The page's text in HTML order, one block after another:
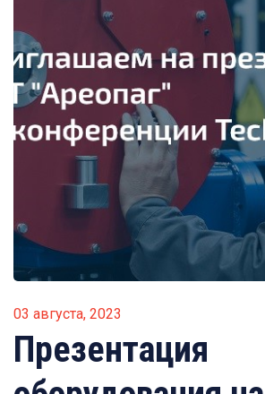
03 августа, 2023
Презентация